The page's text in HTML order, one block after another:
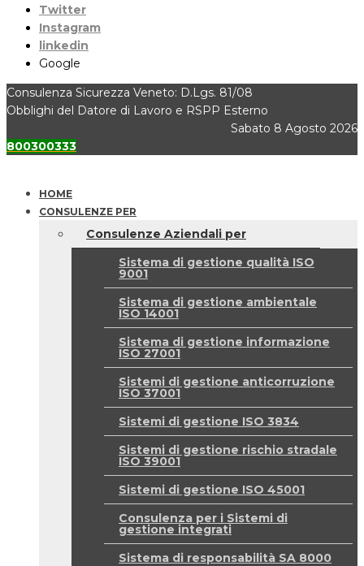
Twitter
Instagram
linkedin
Google
Consulenza Sicurezza Veneto: D.Lgs. 81/08
Obblighi del Datore di Lavoro e RSPP Esterno
Sabato 8 Agosto 2026
800300333
HOME
CONSULENZE PER
Consulenze Aziendali per
Sistema di gestione qualità ISO
9001
Sistema di gestione ambientale
ISO 14001
Sistema di gestione informazione
ISO 27001
Sistemi di gestione anticorruzione
ISO 37001
Sistemi di gestione ISO 3834
Sistemi di gestione rischio stradale
ISO 39001
Sistemi di gestione ISO 45001
Consulenza per i Sistemi di
gestione integrati
Sistema di responsabilità SA 8000